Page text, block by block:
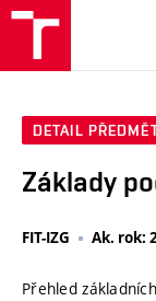
DETAIL
Základy
FIT-IZG Ak. rok:
Přehled